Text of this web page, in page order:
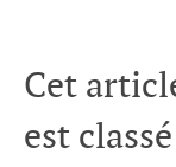
Cet
est